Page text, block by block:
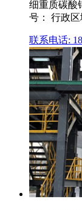
细重质碳酸
号： 行政
联系电话: